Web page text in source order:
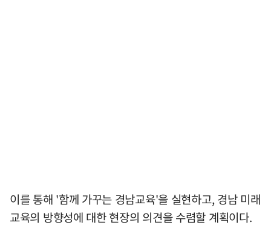
이를 통해 '함께 가꾸는 경남교육'을 실현하고, 경남 미래
교육의 방향성에 대한 현장의 의견을 수렴할 계획이다.